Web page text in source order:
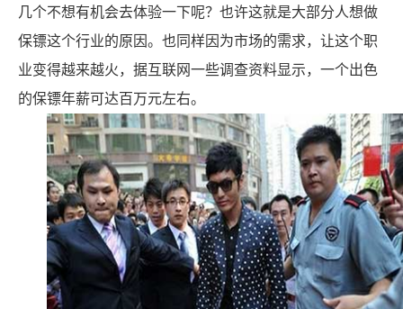
几个不想有机会去体验一下呢？也许这就是大部分人想做
保镖这个行业的原因。也同样因为市场的需求，让这个职
业变得越来越火，据互联网一些调查资料显示，一个出色
的保镖年薪可达百万元左右。